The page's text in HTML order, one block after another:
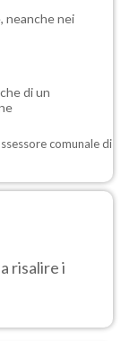
neanche nei
di un
comunale di
risalire i